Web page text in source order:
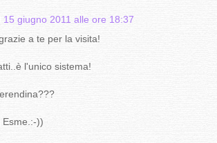
15 giugno 2011 alle ore 18:37
a te per la visita!
l'unico sistema!
Esme.:-))